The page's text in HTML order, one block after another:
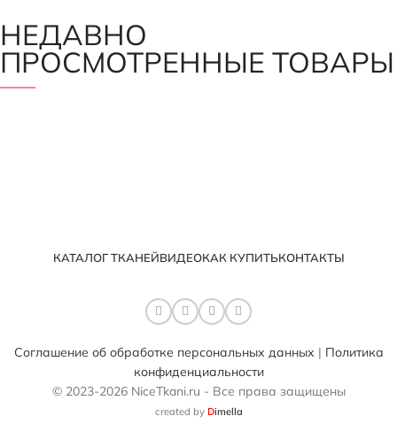
НЕДАВНО
ПРОСМОТРЕННЫЕ ТОВАРЫ
КАТАЛОГ ТКАНЕЙВИДЕОКАК КУПИТЬКОНТАКТЫ
Соглашение об обработке персональных данных | Политика
конфиденциальности
© 2023-2026 NiceTkani.ru - Все права защищены
created by Dimella